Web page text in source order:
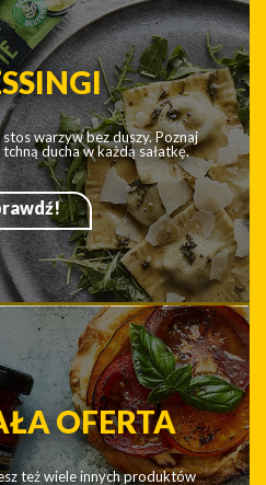
Roleski to wyśmienity smak,
apetyczny kolor każdej potrawy.